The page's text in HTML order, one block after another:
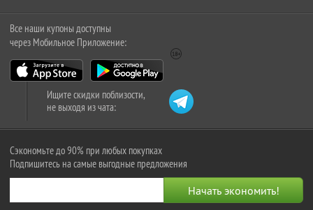
Все наши купоны доступны
через Мобильное Приложение:
Ищите скидки поблизости,
не выходя из чата:
Сэкономьте до 90% при любых покупках
Подпишитесь на самые выгодные предложения